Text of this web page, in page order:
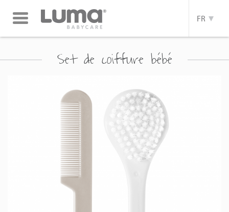
Toggle
navigation
FR
Set de coiffure bébé